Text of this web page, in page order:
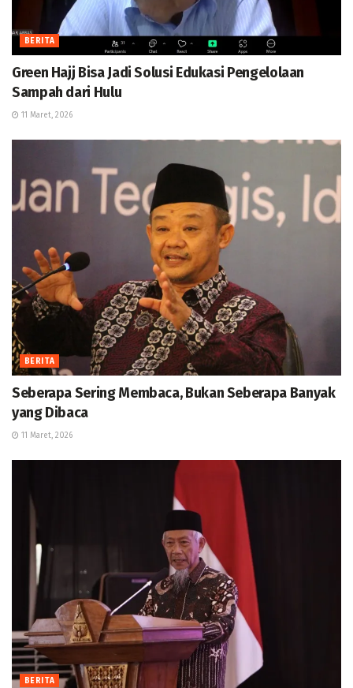
BERITA
Green Hajj Bisa Jadi Solusi Edukasi Pengelolaan
Sampah dari Hulu
11 Maret, 2026
BERITA
Seberapa Sering Membaca, Bukan Seberapa Banyak
yang Dibaca
11 Maret, 2026
BERITA